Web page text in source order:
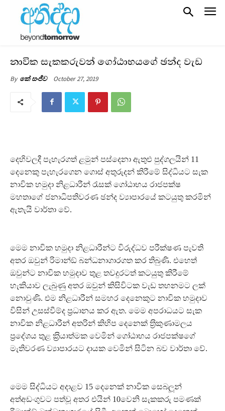
නාවික සැකකරුවන් ගෝඨාභයගේ ඡන්ද වැඩ
By කේ සංජීව October 27, 2019
දෙහිවලදී පැහැරගත් ළමුන් පස්දෙනා ඇතුළු පුද්ගලයින් 11
දෙනෙකු පැහැරගෙන ගොස් අතුරුදන් කිරීමේ සිද්ධියට සැක
නාවික හමුදා නිළධාරීන් රැසක් ගෝඨාභය රාජපක්ෂ
මහතාගේ ජනාධිපතිවරණ ඡන්ද ව්‍යාපාරයේ කටයුතු කරමින්
ඇතැයි වාර්තා වේ.
මෙම නාවික හමුදා නිළධාරීන්ට විරුද්ධව පරීක්ෂණ පැවති
අතර ඔවුන් රිමාන්ඞ් බන්ධනාගාරගත කර තිබුණි. එහෙත්
ඔවුන්ට නාවික හමුදාව තුළ තවදුරටත් කටයුතු කිරීමේ
හැකියාව ලැබුණු අතර ඔවුන් කිසිවිටක වැඩ තහනමට ලක්
නොවුණි. එම නිළධාරීන් සමහර දෙනෙකුට නාවික හමුදාව
විසින් උසස්වීම්ද ප‍්‍රධානය කර ඇත. මෙම අපරාධයට සැක
නාවික නිළධාරීන් අතරින් කිහිප දෙනෙක් ත‍්‍රිකුණාමලය
ප‍්‍රදේශය තුළ ක‍්‍රියාත්මක වෙමින් ගෝඨාභය රාජපක්ෂගේ
මැතිවරණ ව්‍යාපාරයට දායක වෙමින් සිටින බව වාර්තා වේ.
මෙම සිද්ධියට අදාළව 15 දෙනෙක් නාවික සෙබලූ‍න්
අත්අඩංගුවට පත්වූ අතර එයින් 10වෙනි සැකකරු පමණක්